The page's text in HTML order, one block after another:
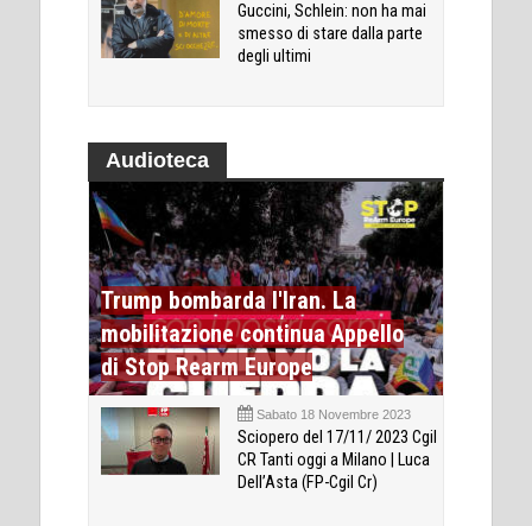
Guccini, Schlein: non ha mai
smesso di stare dalla parte
degli ultimi
Audioteca
Trump bombarda l'Iran. La
mobilitazione continua Appello
di Stop Rearm Europe
Sabato 18 Novembre 2023
Sciopero del 17/11/ 2023 Cgil
CR Tanti oggi a Milano | Luca
Dell’Asta (FP-Cgil Cr)